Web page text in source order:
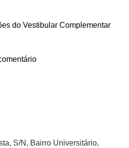
do Vestibular Complementar
S/N, Bairro Universitário,